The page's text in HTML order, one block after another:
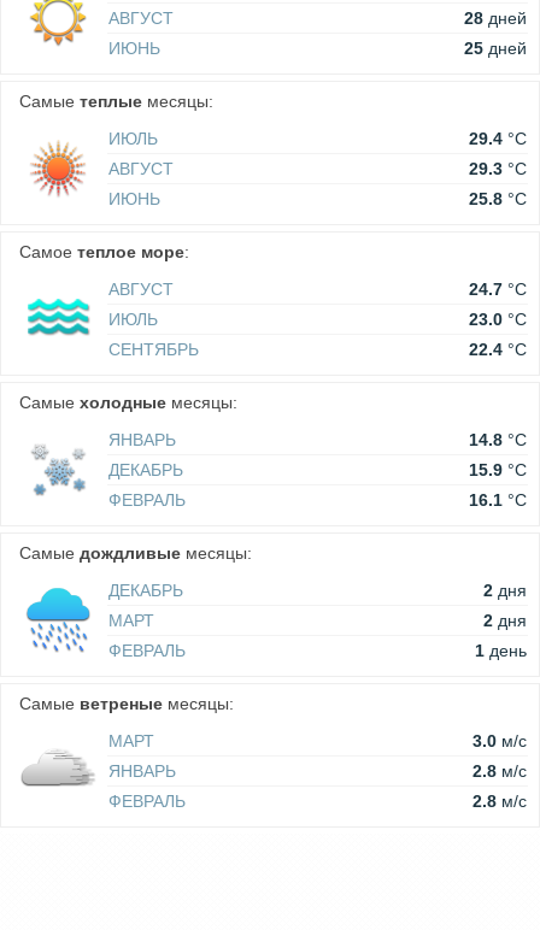
АВГУСТ
28 дней
ИЮНЬ
25 дней
Самые теплые месяцы:
ИЮЛЬ
29.4 °C
АВГУСТ
29.3 °C
ИЮНЬ
25.8 °C
Самое теплое море:
АВГУСТ
24.7 °C
ИЮЛЬ
23.0 °C
СЕНТЯБРЬ
22.4 °C
Самые холодные месяцы:
ЯНВАРЬ
14.8 °C
ДЕКАБРЬ
15.9 °C
ФЕВРАЛЬ
16.1 °C
Самые дождливые месяцы:
ДЕКАБРЬ
2 дня
МАРТ
2 дня
ФЕВРАЛЬ
1 день
Самые ветреные месяцы:
МАРТ
3.0 м/c
ЯНВАРЬ
2.8 м/c
ФЕВРАЛЬ
2.8 м/c